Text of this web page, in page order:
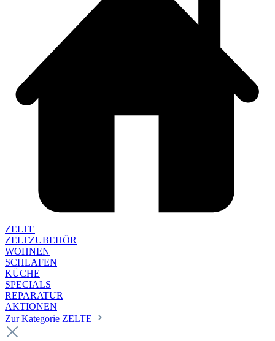
ZELTE
ZELTZUBEHÖR
WOHNEN
SCHLAFEN
KÜCHE
SPECIALS
REPARATUR
AKTIONEN
Zur Kategorie ZELTE